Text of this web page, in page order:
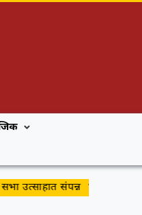
उत्साहात संपन्न जीवनविद्या